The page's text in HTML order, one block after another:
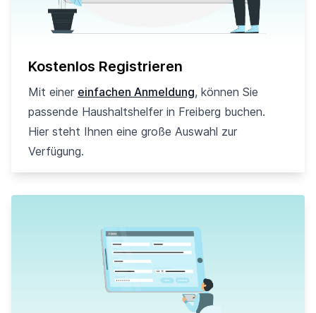
Kostenlos Registrieren
Mit einer einfachen Anmeldung, können Sie
passende Haushaltshelfer in Freiberg buchen.
Hier steht Ihnen eine große Auswahl zur
Verfügung.